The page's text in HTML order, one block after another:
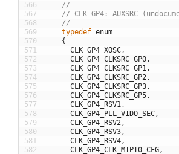
566
567
568
569
570
571
572
573
574
575
576
577
578
579
580
581
582
//
// CLK_GP4: AUXSRC
//
typedef enum
{
CLK_GP4_XOSC,
CLK_GP4_CLKSRC_GP0,
CLK_GP4_CLKSRC_GP1,
CLK_GP4_CLKSRC_GP2,
CLK_GP4_CLKSRC_GP3,
CLK_GP4_CLKSRC_GP5,
CLK_GP4_RSV1,
CLK_GP4_PLL_VIDO_SEC,
CLK_GP4_RSV2,
CLK_GP4_RSV3,
CLK_GP4_RSV4,
CLK_GP4_CLK_MIPI0_CFG,